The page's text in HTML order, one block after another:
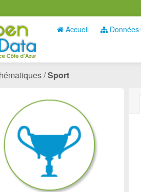
Accueil Données
Sport